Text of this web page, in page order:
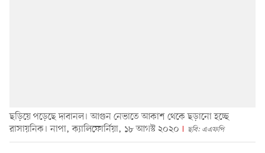
ছড়িয়ে পড়েছে দাবানল। আগুন নেভাতে আকাশ থেকে ছড়ানো হচ্ছে
রাসায়নিক। নাপা, ক্যালিফোর্নিয়া, ১৮ আগস্ট ২০২০
ছবি: এএফপি